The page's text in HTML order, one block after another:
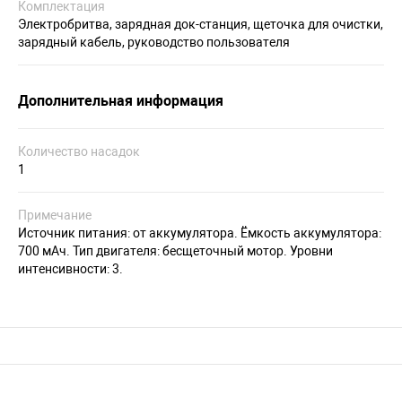
Комплектация
Электробритва, зарядная док-станция, щеточка для очистки,
зарядный кабель, руководство пользователя
Дополнительная информация
Количество насадок
1
Примечание
Источник питания: от аккумулятора. Ёмкость аккумулятора:
700 мАч. Тип двигателя: бесщеточный мотор. Уровни
интенсивности: 3.